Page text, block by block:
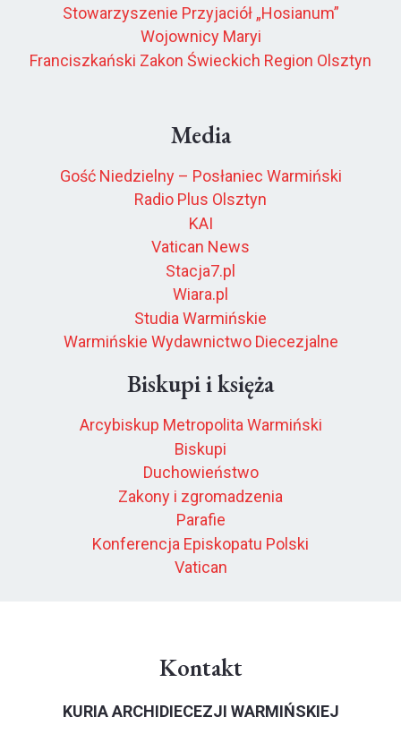
Stowarzyszenie Przyjaciół „Hosianum”
Wojownicy Maryi
Franciszkański Zakon Świeckich Region Olsztyn
Media
Gość Niedzielny – Posłaniec Warmiński
Radio Plus Olsztyn
KAI
Vatican News
Stacja7.pl
Wiara.pl
Studia Warmińskie
Warmińskie Wydawnictwo Diecezjalne
Biskupi i księża
Arcybiskup Metropolita Warmiński
Biskupi
Duchowieństwo
Zakony i zgromadzenia
Parafie
Konferencja Episkopatu Polski
Vatican
Kontakt
KURIA ARCHIDIECEZJI WARMIŃSKIEJ